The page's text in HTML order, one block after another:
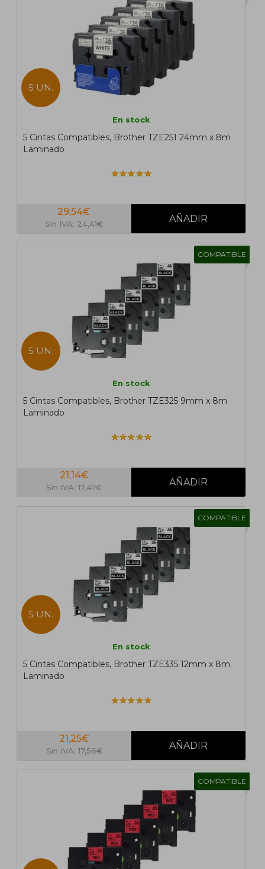
5 UN.
En stock
5 Cintas Compatibles, Brother TZE251 24mm x 8m
Laminado
29,54€
Sin IVA: 24,41€
COMPATIBLE
5 UN.
En stock
5 Cintas Compatibles, Brother TZE325 9mm x 8m
Laminado
21,14€
Sin IVA: 17,47€
COMPATIBLE
5 UN.
En stock
5 Cintas Compatibles, Brother TZE335 12mm x 8m
Laminado
21,25€
Sin IVA: 17,56€
COMPATIBLE